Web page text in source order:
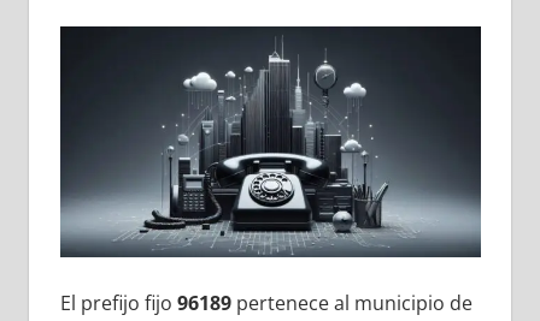
El prefijo fijo 96189pertenece al municipio dе